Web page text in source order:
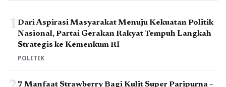
1 Dari Aspirasi Masyarakat Menuju Kekuatan Politik
Nasional, Partai Gerakan Rakyat Tempuh Langkah
Strategis ke Kemenkum RI
POLITIK
7 Manfaat Strawberry Bagi Kulit Super Paripurna –